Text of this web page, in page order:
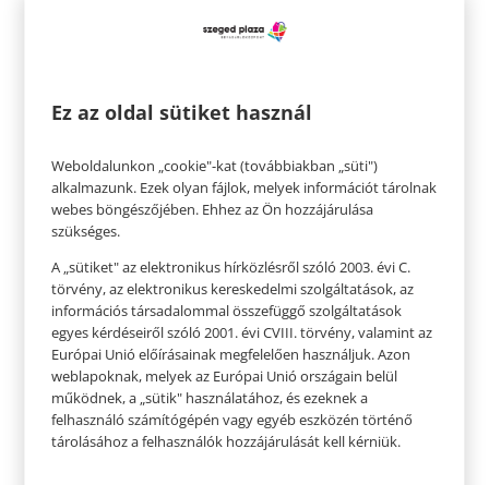
fűzhető, ami aztán díszítheti a fát, de a lakást is.
kukoricafüzér elkészítéséhez nem kell más, mint
egy madzag, egy tű, valamint friss pattogatott
kukorica és esetleg valamilyen más bogyó.
A pattogatott kukoricán túl, fenyőtobozból is
remek dekoráció készülhet. Egy délutáni séta
alkalmával gyűjtsetek néhány szép darabot, és
indulhat a kreatívkodás.
Ez az oldal sütiket használ
Weboldalunkon „cookie"-kat (továbbiakban „süti")
alkalmazunk. Ezek olyan fájlok, melyek információt tárolnak
webes böngészőjében. Ehhez az Ön hozzájárulása
szükséges.
A „sütiket" az elektronikus hírközlésről szóló 2003. évi C.
törvény, az elektronikus kereskedelmi szolgáltatások, az
információs társadalommal összefüggő szolgáltatások
egyes kérdéseiről szóló 2001. évi CVIII. törvény, valamint az
Európai Unió előírásainak megfelelően használjuk. Azon
weblapoknak, melyek az Európai Unió országain belül
működnek, a „sütik" használatához, és ezeknek a
felhasználó számítógépén vagy egyéb eszközén történő
tárolásához a felhasználók hozzájárulását kell kérniük.